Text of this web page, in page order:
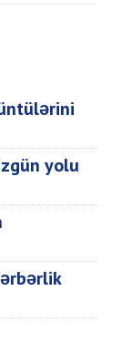
yolu